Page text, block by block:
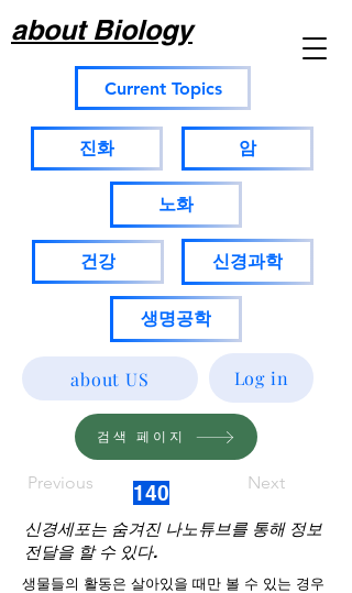
about Biology
Current Topics
진화 암
노화
건강 신경과학
생명공학
about US Log in
검색 페이지
Previous 140 Next
신경세포는 숨겨진 나노튜브를 통해 정보
전달을 할 수 있다.
생물들의 활동은 살아있을 때만 볼 수 있는 경우